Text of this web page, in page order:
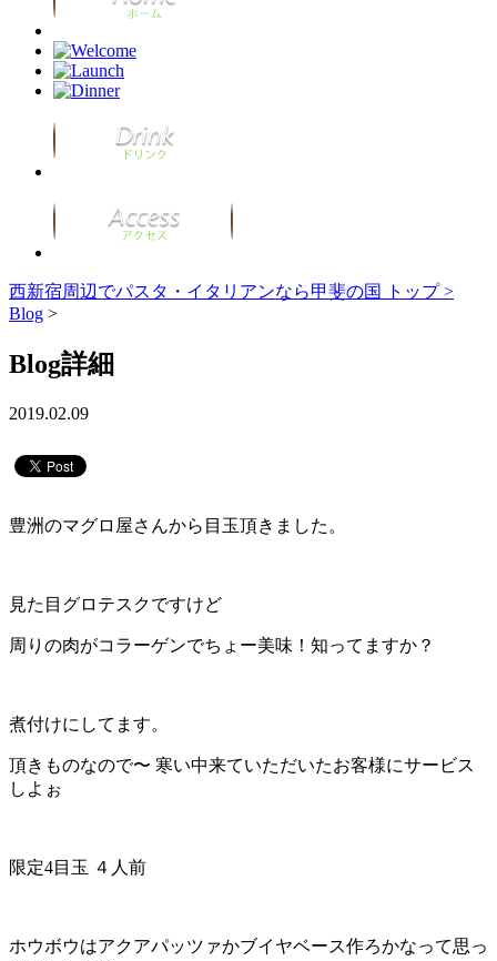
西新宿周辺でパスタ・イタリアンなら甲斐の国 トップ >
Blog >
Blog詳細
2019.02.09
豊洲のマグロ屋さんから目玉頂きました。
見た目グロテスクですけど
周りの肉がコラーゲンでちょー美味！知ってますか？
煮付けにしてます。
頂きものなので〜 寒い中来ていただいたお客様にサービス
しよぉ
限定4目玉 ４人前
ホウボウはアクアパッツァかブイヤベース作ろかなって思っ